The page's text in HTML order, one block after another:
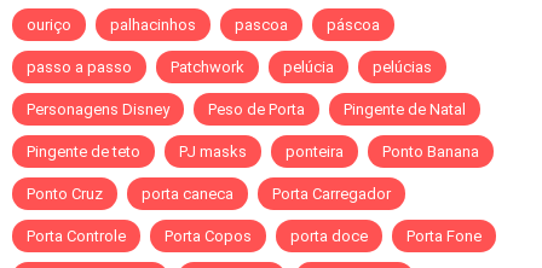
ouriço palhacinhos pascoa páscoa
passo a passo Patchwork pelúcia pelúcias
Personagens Disney Peso de Porta Pingente de Natal
Pingente de teto PJ masks ponteira Ponto Banana
Ponto Cruz porta caneca Porta Carregador
Porta Controle Porta Copos porta doce Porta Fone